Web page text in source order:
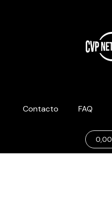
Contacto FAQ
0,00